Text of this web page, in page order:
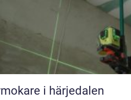
i härjedalen